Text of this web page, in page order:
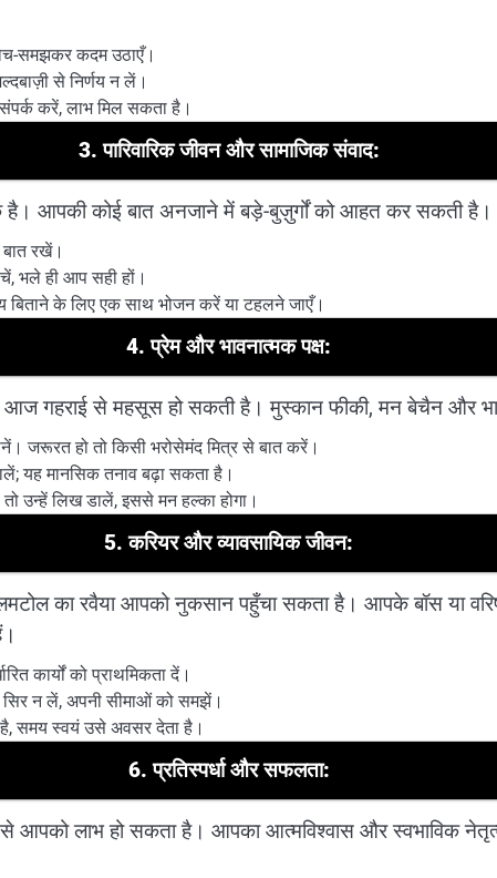
समझकर कदम उठाएँ।
से निर्णय न लें।
संपर्क करें, लाभ मिल सकता है।
3. पारिवारिक जीवन और सामाजिक संवाद:
आपकी कोई बात अनजाने में बड़े-बुज़ुर्गों को आहत कर सकती है।
रखें।
भले ही आप सही हों।
बिताने के लिए एक साथ भोजन करें या टहलने जाएँ।
4. प्रेम और भावनात्मक पक्ष:
गहराई से महसूस हो सकती है। मुस्कान फीकी, मन बेचैन और
जरूरत हो तो किसी भरोसेमंद मित्र से बात करें।
यह मानसिक तनाव बढ़ा सकता है।
तो उन्हें लिख डालें, इससे मन हल्का होगा।
5. करियर और व्यावसायिक जीवन:
का रवैया आपको नुकसान पहुँचा सकता है। आपके बॉस या
कार्यों को प्राथमिकता दें।
न लें, अपनी सीमाओं को समझें।
समय स्वयं उसे अवसर देता है।
6. प्रतिस्पर्धा और सफलता:
आपको लाभ हो सकता है। आपका आत्मविश्वास और स्वभाविक